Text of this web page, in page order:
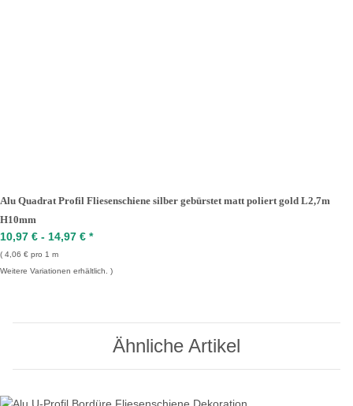
Alu Quadrat Profil Fliesenschiene silber gebürstet matt poliert gold L2,7m
H10mm
10,97 € - 14,97 € *
4,06 € pro 1 m
Weitere Variationen erhältlich.
Ähnliche Artikel